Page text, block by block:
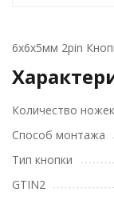
6х6х5мм 2pin
Количество ножек
Способ монтажа
Тип кнопки
GTIN2